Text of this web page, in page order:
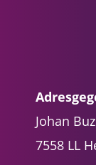
Johan
7558 LL